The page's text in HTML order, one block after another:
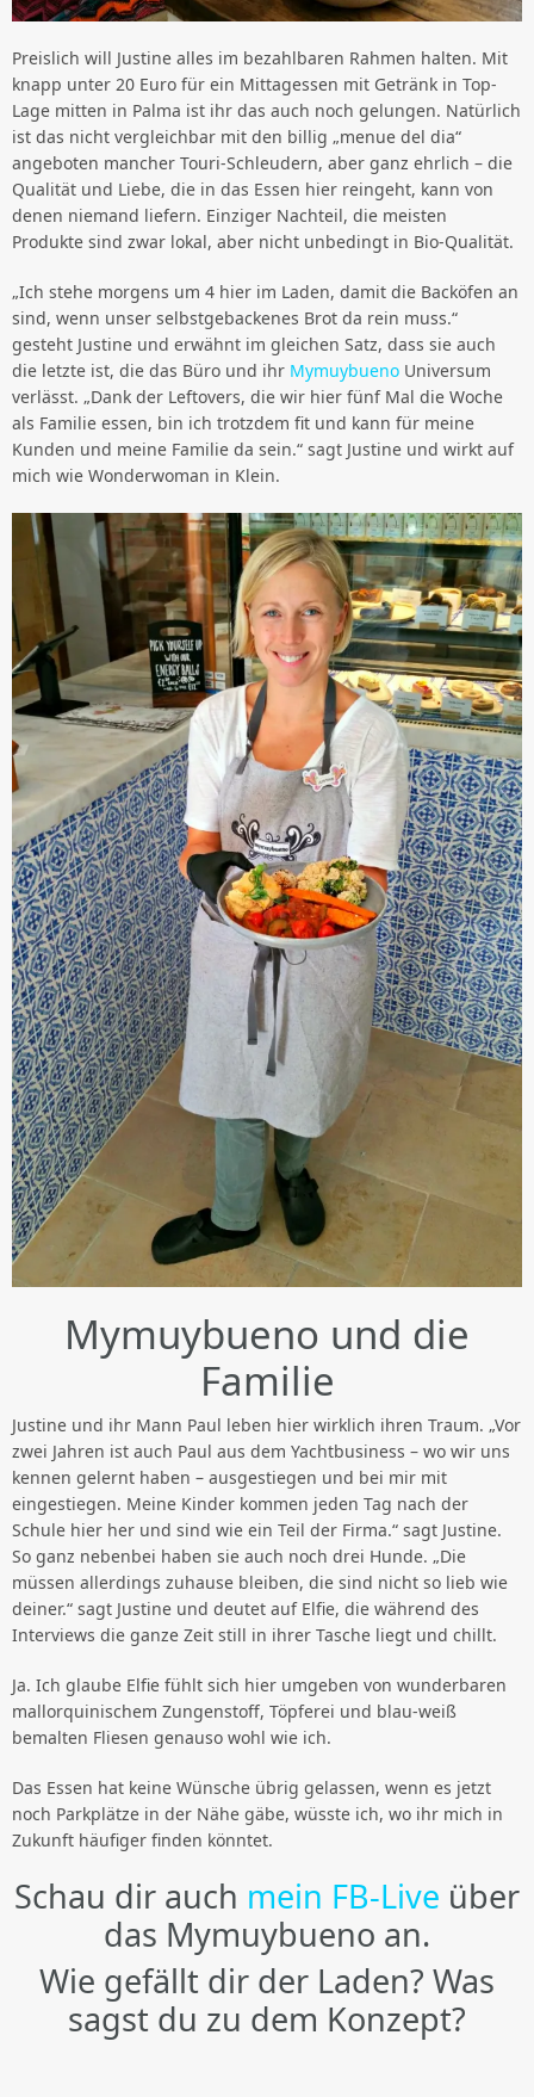
Preislich will Justine alles im bezahlbaren Rahmen halten. Mit
knapp unter 20 Euro für ein Mittagessen mit Getränk in Top-
Lage mitten in Palma ist ihr das auch noch gelungen. Natürlich
ist das nicht vergleichbar mit den billig „menue del dia“
angeboten mancher Touri-Schleudern, aber ganz ehrlich – die
Qualität und Liebe, die in das Essen hier reingeht, kann von
denen niemand liefern. Einziger Nachteil, die meisten
Produkte sind zwar lokal, aber nicht unbedingt in Bio-Qualität.
„Ich stehe morgens um 4 hier im Laden, damit die Backöfen an
sind, wenn unser selbstgebackenes Brot da rein muss.“
gesteht Justine und erwähnt im gleichen Satz, dass sie auch
die letzte ist, die das Büro und ihr Mymuybueno Universum
verlässt. „Dank der Leftovers, die wir hier fünf Mal die Woche
als Familie essen, bin ich trotzdem fit und kann für meine
Kunden und meine Familie da sein.“ sagt Justine und wirkt auf
mich wie Wonderwoman in Klein.
Mymuybueno und die
Familie
Justine und ihr Mann Paul leben hier wirklich ihren Traum. „Vor
zwei Jahren ist auch Paul aus dem Yachtbusiness – wo wir uns
kennen gelernt haben – ausgestiegen und bei mir mit
eingestiegen. Meine Kinder kommen jeden Tag nach der
Schule hier her und sind wie ein Teil der Firma.“ sagt Justine.
So ganz nebenbei haben sie auch noch drei Hunde. „Die
müssen allerdings zuhause bleiben, die sind nicht so lieb wie
deiner.“ sagt Justine und deutet auf Elfie, die während des
Interviews die ganze Zeit still in ihrer Tasche liegt und chillt.
Ja. Ich glaube Elfie fühlt sich hier umgeben von wunderbaren
mallorquinischem Zungenstoff, Töpferei und blau-weiß
bemalten Fliesen genauso wohl wie ich.
Das Essen hat keine Wünsche übrig gelassen, wenn es jetzt
noch Parkplätze in der Nähe gäbe, wüsste ich, wo ihr mich in
Zukunft häufiger finden könntet.
Schau dir auch mein FB-Live über
das Mymuybueno an.
Wie gefällt dir der Laden? Was
sagst du zu dem Konzept?